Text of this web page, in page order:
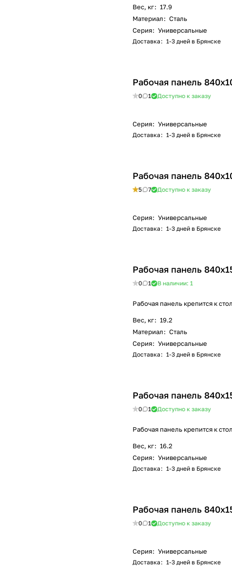
Вес, кг: 17.9
Материал: Сталь
Серия: Универсальные
Доставка : 1-3 дней в Брянске
Рабочая панель
0 1 Доступно к заказу
Серия: Универсальные
Доставка : 1-3 дней в Брянске
Рабочая панель
5 7 Доступно к заказу
Серия: Универсальные
Доставка : 1-3 дней в Брянске
Рабочая панель
0 1 В наличии: 1
Рабочая панель крепится к
Вес, кг: 19.2
Материал: Сталь
Серия: Универсальные
Доставка : 1-3 дней в Брянске
Рабочая панель
0 1 Доступно к заказу
Рабочая панель крепится к
Вес, кг: 16.2
Серия: Универсальные
Доставка : 1-3 дней в Брянске
Рабочая панель
0 1 Доступно к заказу
Серия: Универсальные
Доставка : 1-3 дней в Брянске